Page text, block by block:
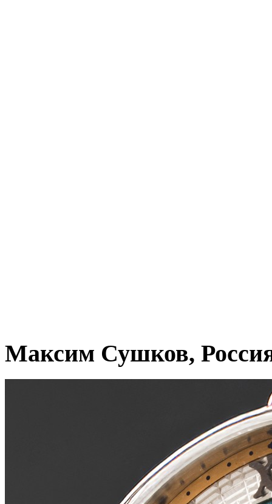
Максим Сушков,